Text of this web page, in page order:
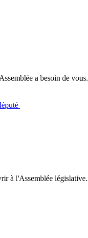
a besoin de vous.
à l'Assemblée législative.